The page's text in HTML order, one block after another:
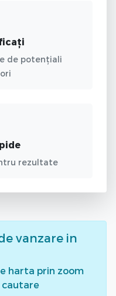
de potențiali
rezultate
vanzare in
harta prin zoom
cautare